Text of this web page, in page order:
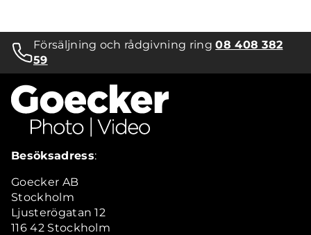
Försäljning och rådgivning ring08 408 382
59
Besöksadress:
Goecker AB
Stockholm
Ljusterögatan 12
116 42 Stockholm